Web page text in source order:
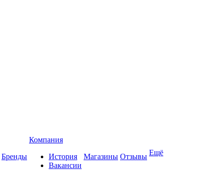
Бренды
Компания
История
Вакансии
Магазины Отзывы Ещё